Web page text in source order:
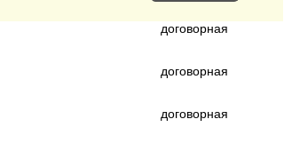
договорная
договорная
договорная